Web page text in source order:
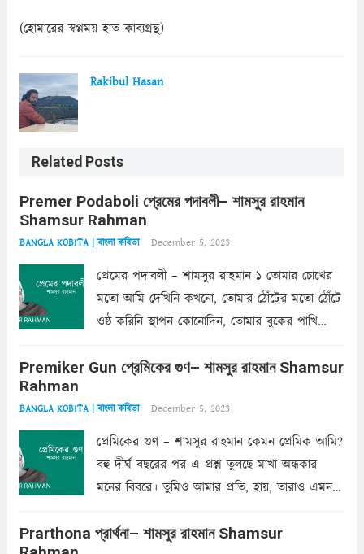
(হোমারের স্বপ্নময় হাত কাব্যগ্রন্থ)
Rakibul Hasan
Related Posts
Premer Podaboli প্রেমের পদাবলী– শামসুর রাহমান
Shamsur Rahman
BANGLA KOBITA | বাংলা কবিতা December 5, 2023
প্রেমের পদাবলী – শামসুর রাহমান ১ তোমার চোখের
মতো আমি দেখিনি কখনো, তোমার ঠোঁটের মতো ঠোঁটে
ওষ্ঠ করিনি স্থাপন কোনোদিন, তোমার বুকের পাখি
কোথাও কি এরকম ছায়া দেয় ক্লান্তির প্রহরে? মুছে
Premiker Gun প্রেমিকের গুণ– শামসুর রাহমান Shamsur
Rahman
BANGLA KOBITA | বাংলা কবিতা December 5, 2023
প্রেমিকের গুণ – শামসুর রাহমান কেমন প্রেমিক আমি?
বহু দীর্ঘ বছরের পর এ প্রশ্ন তুলছে মাখা অন্ধকার
মনের বিবরে। তুমিও আমার প্রতি, হায়, তারাও এমন
একান্ত জরুরি- নইলে একটি দেয়াল নিমেষেই ভীষণ
Prarthona প্রার্থনা– শামসুর রাহমান Shamsur